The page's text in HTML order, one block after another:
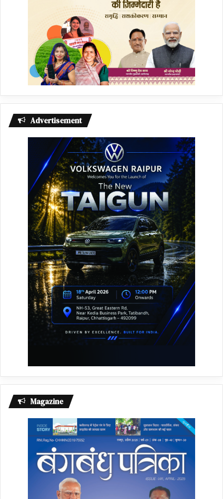
Advertisement
Magazine